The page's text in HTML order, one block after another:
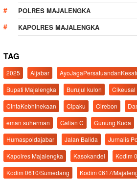
POLRES MAJALENGKA
KAPOLRES MAJALENGKA
TAG
2025 Aljabar
Bupati Majalengka
Burujul kulon Cikeusal
CintaKebhinekaan
Cipaku Cirebon
eman suherman
Galian C Gunung Kuda
Humaspoldajabar
Jalan Balida
Jurnalis
Kapolres Majalengka
Kasokandel Kodim
Kodim 0610/Sumedang
Kodim 0617/